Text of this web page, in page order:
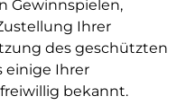
Gewinnspielen,
Ihrer
des geschützten
einige Ihrer
bekannt.